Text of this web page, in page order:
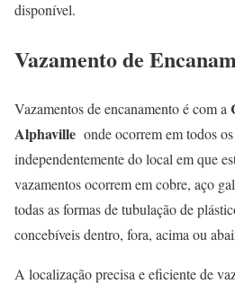
disponível.
Vazamento de
Vazamentos de encanamento é com a
Alphaville onde ocorrem em todos
independentemente do local em que
vazamentos ocorrem em cobre, aço
todas as formas de tubulação de
concebíveis dentro, fora, acima ou
A localização precisa e eficiente de